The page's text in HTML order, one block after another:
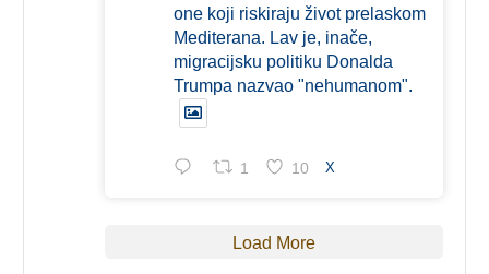
one koji riskiraju život prelaskom
Mediterana. Lav je, inače,
migracijsku politiku Donalda
Trumpa nazvao "nehumanom".
1 10 X
Load More